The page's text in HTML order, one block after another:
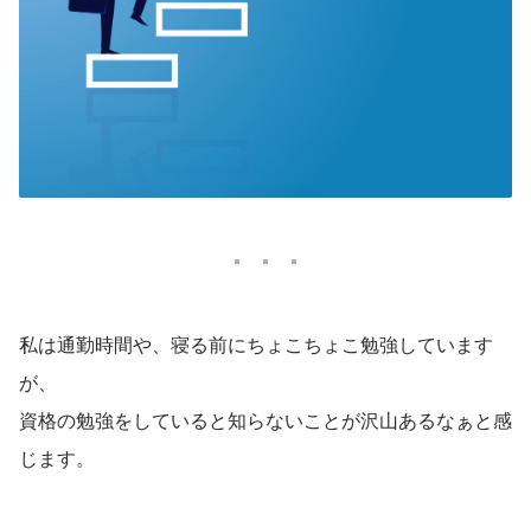
私は通勤時間や、寝る前にちょこちょこ勉強しています
が、
資格の勉強をしていると知らないことが沢山あるなぁと感
じます。